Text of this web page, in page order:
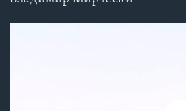
ЗДРАВЈЕ
ИЗБОРИ ВО САД 2020 -